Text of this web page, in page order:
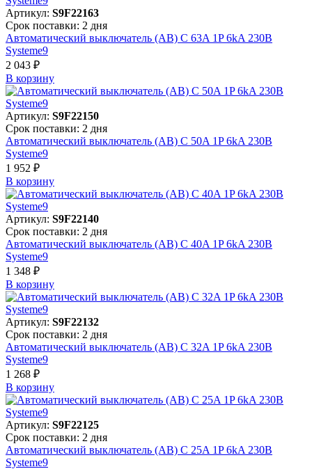
Артикул: S9F22163
Срок поставки: 2 дня
Автоматический выключатель (АВ) C 63A 1P 6kA 230В
Systeme9
2 043 ₽
В корзинy
Артикул: S9F22150
Срок поставки: 2 дня
Автоматический выключатель (АВ) C 50A 1P 6kA 230В
Systeme9
1 952 ₽
В корзинy
Артикул: S9F22140
Срок поставки: 2 дня
Автоматический выключатель (АВ) C 40A 1P 6kA 230В
Systeme9
1 348 ₽
В корзинy
Артикул: S9F22132
Срок поставки: 2 дня
Автоматический выключатель (АВ) C 32A 1P 6kA 230В
Systeme9
1 268 ₽
В корзинy
Артикул: S9F22125
Срок поставки: 2 дня
Автоматический выключатель (АВ) C 25A 1P 6kA 230В
Systeme9